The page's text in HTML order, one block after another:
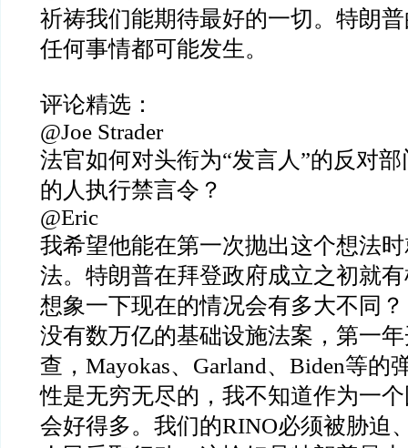
祈祷我们能期待最好的一切。特朗
任何事情都可能发生。
评论精选：
@Joe Strader
法官如何对头衔为“发言人 ”的反对
的人执行禁言令？
@Eric
我希望他能在第一次抛出这个想法
法。特朗普在拜登政府成立之初就
想象一下现在的情况会有多大不同？
没有数万亿的基础设施法案，第一
查， Mayokas、 Garland、 Biden等的
性是无穷无尽的，我不知道作为一
会好得多。我们的RINO必须被胁迫